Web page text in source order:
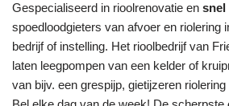
Gespecialiseerd in rioolrenovatie en snel
spoedloodgieters van afvoer en riolering
bedrijf of instelling. Het rioolbedrijf van
laten leegpompen van een kelder of
van bijv. een grespijp, gietijzeren